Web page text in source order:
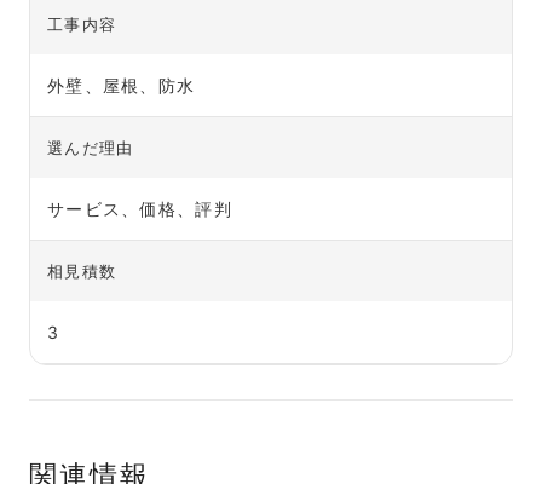
工事内容
外壁、屋根、防水
選んだ理由
サービス、価格、評判
相見積数
3
関連情報